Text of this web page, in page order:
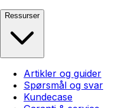
Ressurser
Artikler og guider
Spørsmål og svar
Kundecase